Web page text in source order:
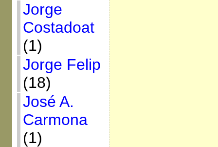
Jorge
Costadoat
(1)
Jorge Felip
(18)
José A.
Carmona
(1)